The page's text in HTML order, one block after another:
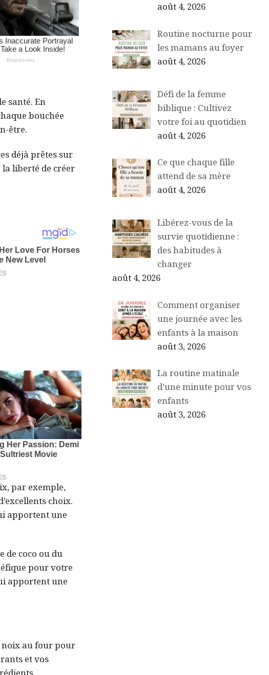
santé. En
bouchée
être.
déjà prêtes sur
liberté de créer
par exemple,
choix.
apportent une
de coco ou du
pour votre
apportent une
noix au four pour
et vos
août 4, 2026
Routine nocturne pour
les mamans au foyer
août 4, 2026
Défi de la femme
biblique : Cultivez
votre foi au quotidien
août 4, 2026
Ce que chaque fille
attend de sa mère
août 4, 2026
Libérez-vous de la
survie quotidienne :
des habitudes à
changer
août 4, 2026
Comment organiser
une journée avec les
enfants à la maison
août 3, 2026
La routine matinale
d’une minute pour vos
enfants
août 3, 2026